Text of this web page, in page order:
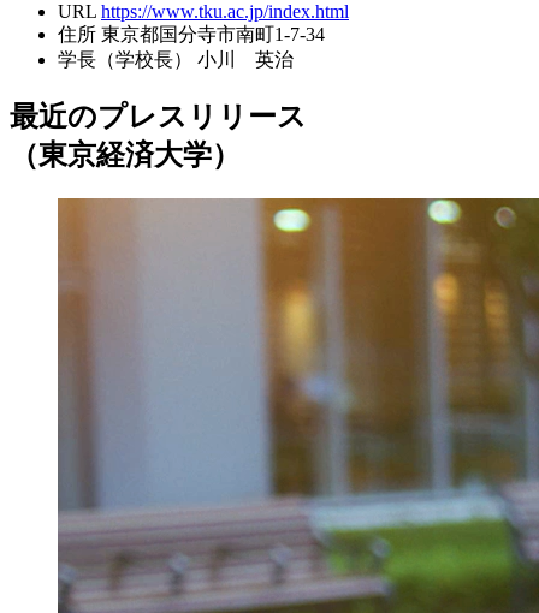
URL https://www.tku.ac.jp/index.html
住所 東京都国分寺市南町1-7-34
学長（学校長）
小川 英治
最近のプレスリリース
（東京経済大学）